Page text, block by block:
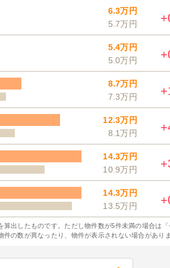
6.3万円
5.7万円
5.4万円
5.0万円
8.7万円
7.3万円
12.3万円
8.1万円
14.3万円
10.9万円
14.3万円
13.5万円
出したものです。ただし物件数が5件未満の場合は「
の数が異なったり、物件が表示されない場合がありま